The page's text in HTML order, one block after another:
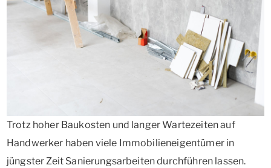
Trotz hoher Baukosten und langer Wartezeiten auf
Handwerker haben viele Immobilieneigentümer in
jüngster Zeit Sanierungsarbeiten durchführen lassen.